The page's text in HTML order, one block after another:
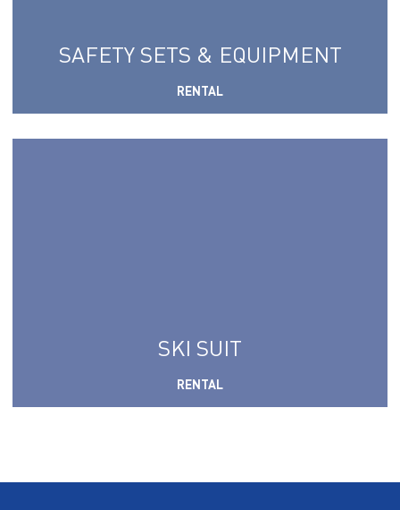
SAFETY SETS & EQUIPMENT
RENTAL
SKI SUIT
RENTAL